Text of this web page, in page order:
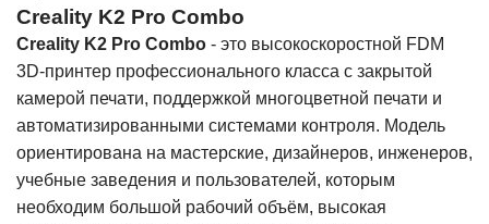
Creality K2 Pro Combo
Creality K2 Pro Combo - это высокоскоростной FDM
3D-принтер профессионального класса с закрытой
камерой печати, поддержкой многоцветной печати и
автоматизированными системами контроля. Модель
ориентирована на мастерские, дизайнеров, инженеров,
учебные заведения и пользователей, которым
необходим большой рабочий объём, высокая